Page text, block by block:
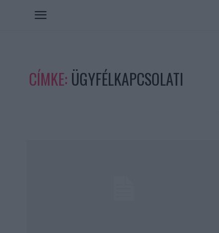
CÍMKE: ÜGYFÉLKAPCSOLATI